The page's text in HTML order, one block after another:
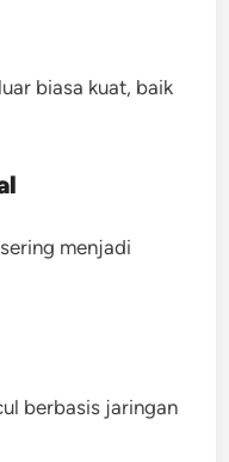
biasa kuat, baik
menjadi
berbasis jaringan